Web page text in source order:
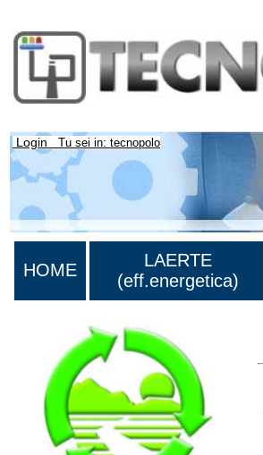
Login Tu sei in: tecnopolo
HOME
LAERTE
(eff.energetica)